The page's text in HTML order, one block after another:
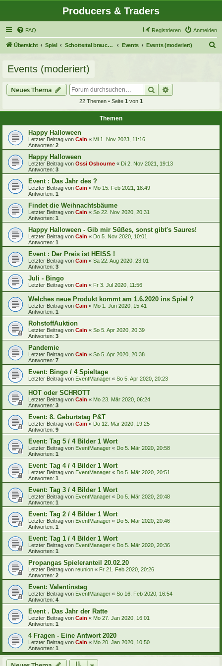
Producers & Traders
FAQ Anmelden
Registrieren
Übersicht Spiel Schottertal braucht deine Hilfe! Events Events (moderiert)
Events (moderiert)
Neues Thema Suche
22 Themen • Seite 1 von 1
Themen
Happy Halloween
Letzter Beitrag von Cain « Mi 1. Nov 2023, 11:16
Antworten: 2
Happy Halloween
Letzter Beitrag von Ossi Osbourne « Di 2. Nov 2021, 19:13
Antworten: 3
Event : Das Jahr des ?
Letzter Beitrag von Cain « Mo 15. Feb 2021, 18:49
Antworten: 1
Findet die Weihnachtsbäume
Letzter Beitrag von Cain « So 22. Nov 2020, 20:31
Antworten: 1
Happy Halloween - Gib mir Süßes, sonst gibt's Saures!
Letzter Beitrag von Cain « Do 5. Nov 2020, 10:01
Antworten: 1
Event : Der Preis ist HEISS !
Letzter Beitrag von Cain « Sa 22. Aug 2020, 23:01
Antworten: 3
Juli - Bingo
Letzter Beitrag von Cain « Fr 3. Jul 2020, 11:56
Welches neue Produkt kommt am 1.6.2020 ins Spiel ?
Letzter Beitrag von Cain « Mo 1. Jun 2020, 15:41
Antworten: 1
RohstoffAuktion
Letzter Beitrag von Cain « So 5. Apr 2020, 20:39
Antworten: 3
Pandemie
Letzter Beitrag von Cain « So 5. Apr 2020, 20:38
Antworten: 7
Event: Bingo / 4 Spieltage
Letzter Beitrag von EventManager « So 5. Apr 2020, 20:23
HOT oder SCHROTT
Letzter Beitrag von Cain « Mo 23. Mär 2020, 06:24
Antworten: 3
Event: 8. Geburtstag P&T
Letzter Beitrag von Cain « Do 12. Mär 2020, 19:25
Antworten: 9
Event: Tag 5 / 4 Bilder 1 Wort
Letzter Beitrag von EventManager « Do 5. Mär 2020, 20:58
Antworten: 1
Event: Tag 4 / 4 Bilder 1 Wort
Letzter Beitrag von EventManager « Do 5. Mär 2020, 20:51
Antworten: 1
Event: Tag 3 / 4 Bilder 1 Wort
Letzter Beitrag von EventManager « Do 5. Mär 2020, 20:48
Antworten: 1
Event: Tag 2 / 4 Bilder 1 Wort
Letzter Beitrag von EventManager « Do 5. Mär 2020, 20:46
Antworten: 1
Event: Tag 1 / 4 Bilder 1 Wort
Letzter Beitrag von EventManager « Do 5. Mär 2020, 20:36
Antworten: 1
Propangas Spieleranteil 20.02.20
Letzter Beitrag von reunion « Fr 21. Feb 2020, 20:26
Antworten: 2
Event: Valentinstag
Letzter Beitrag von EventManager « So 16. Feb 2020, 16:54
Antworten: 4
Event . Das Jahr der Ratte
Letzter Beitrag von Cain « Mo 27. Jan 2020, 16:01
Antworten: 1
4 Fragen - Eine Antwort 2020
Letzter Beitrag von Cain « Mo 20. Jan 2020, 10:50
Antworten: 1